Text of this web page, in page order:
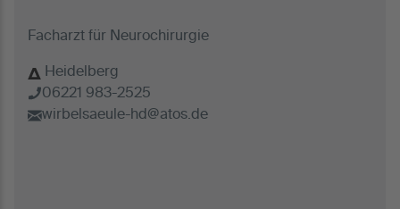
Facharzt für Neurochirurgie
Heidelberg
06221 983-2525
wirbelsaeule-hd@atos.de